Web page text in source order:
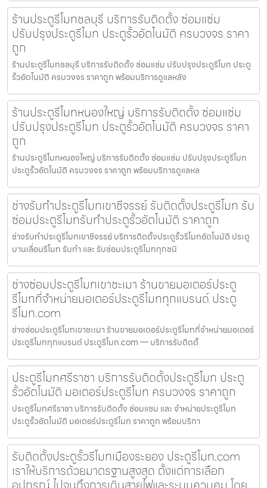
ร้านประตูรีโมทชลบุรี บริการรับติดตั้ง ซ่อมแซ่ม
ปรับปรุงประตูรีโมท ประตูรั้วอัตโนมัติ ครบวงจร ราคา
ถูก
ร้านประตูรีโมทชลบุรี บริการรับติดตั้ง ซ่อมแซ่ม ปรับปรุงประตูรีโมท ประตู
รั้วอัตโนมัติ ครบวงจร ราคาถูก พร้อมบริการดูแลหลัง
ร้านประตูรีโมทหนองใหญ่ บริการรับติดตั้ง ซ่อมแซ่ม
ปรับปรุงประตูรีโมท ประตูรั้วอัตโนมัติ ครบวงจร ราคา
ถูก
ร้านประตูรีโมทหนองใหญ่ บริการรับติดตั้ง ซ่อมแซ่ม ปรับปรุงประตูรีโมท
ประตูรั้วอัตโนมัติ ครบวงจร ราคาถูก พร้อมบริการดูแลหล
ช่างรับทำประตูรีโมทเขาชีจรรย์ รับติดตั้งประตูรีโมท รับ
ซ่อมประตูรีโมทรับทำประตูรั้วอัตโนมัติ ราคาถูก
ช่างรับทำประตูรีโมทเขาชีจรรย์ บริการติดตั้งประตูรั้วรีโมทอัตโนมัติ ประตู
บานเลื่อนรีโมท รับทำ และ รับซ่อมประตูรีโมททุกชนิ
ช่างซ่อมประตูรีโมทเขาชะเมา ร้านขายมอเตอร์ประตู
รีโมทที่จำหน่ายมอเตอร์ประตูรีโมททุกแบรนด์ ประตู
รีโมท.com
ช่างซ่อมประตูรีโมทเขาชะเมา ร้านขายมอเตอร์ประตูรีโมทที่จำหน่ายมอเตอร์
ประตูรีโมททุกแบรนด์ ประตูรีโมท.com — บริการรับติดตั้
ประตูรีโมทศรีราชา บริการรับติดตั้งประตูรีโมท ประตู
รั้วอัตโนมัติ มอเตอร์ประตูรีโมท ครบวงจร ราคาถูก
ประตูรีโมทศรีราชา บริการรับติดตั้ง ซ่อมแซม และ จำหน่ายประตูรีโมท
ประตูรั้วอัตโนมัติ มอเตอร์ประตูรีโมท ราคาถูก พร้อมบริกา
รับติดตั้งประตูรั้วรีโมทเมืองระยอง ประตูรีโมท.com
เราให้บริการด้วยมาตรฐานสูงสุด ตั้งแต่การเลือก